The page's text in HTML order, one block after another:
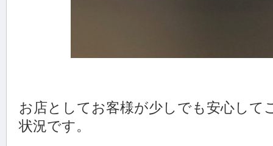
お店としてお客様が少しでも安心して
状況です。